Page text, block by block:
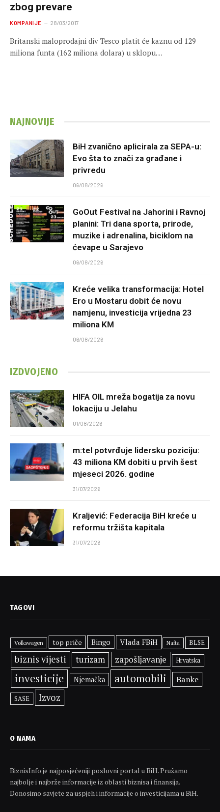
zbog prevare
KOMPANIJE 28/03/2017
Britanski maloprodajni div Tesco platit će kaznu od 129
miliona funta (162 miliona dolara) u sklopu…
NAJNOVIJE
BiH zvanično aplicirala za SEPA-u:
Evo šta to znači za građane i
privredu
06/08/2026
GoOut Festival na Jahorini i Ravnoj
planini: Tri dana sporta, prirode,
muzike i adrenalina, biciklom na
ćevape u Sarajevo
06/08/2026
Kreće velika transformacija: Hotel
Ero u Mostaru dobit će novu
namjenu, investicija vrijedna 23
miliona KM
06/08/2026
IZDVOJENO
HIFA OIL mreža bogatija za novu
lokaciju u Jelahu
01/08/2026
m:tel potvrđuje lidersku poziciju:
43 miliona KM dobiti u prvih šest
mjeseci 2026. godine
31/07/2026
Kraljević: Federacija BiH kreće u
reformu tržišta kapitala
31/07/2026
TAGOVI
Volkswagen top priče Bingo Vlada FBiH Nafta BLSE
biznis vijesti turizam zapošljavanje Hrvatska
investicije Njemačka automobili Banke
SASE Izvoz
O NAMA
BiznisInfo je najposjećeniji poslovni portal u BiH. Pružamo
najbolje i najbrže informacije iz oblasti biznisa i finansija.
Donosimo savjete za uspjeh i informacije o investicijama u BiH.